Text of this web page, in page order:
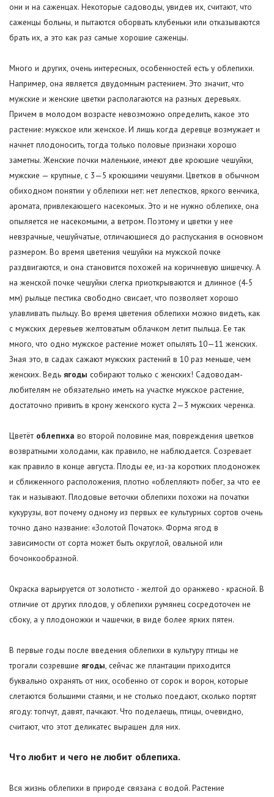
они и на саженцах. Некоторые садоводы, увидев их, считают, что
саженцы больны, и пытаются оборвать клубеньки или отказываются
брать их, а это как раз самые хорошие саженцы.
Много и других, очень интересных, особенностей есть у облепихи.
Например, она является двудомным растением. Это значит, что
мужские и женские цветки располагаются на разных деревьях.
Причем в молодом возрасте невозможно определить, какое это
растение: мужское или женское. И лишь когда деревце возмужает и
начнет плодоносить, тогда только половые признаки хорошо
заметны. Женские почки маленькие, имеют две кроющие чешуйки,
мужские — крупные, с 3—5 кроющими чешуями. Цветков в обычном
обиходном понятии у облепихи нет: нет лепестков, яркого венчика,
аромата, привлекающего насекомых. Это и не нужно облепихе, она
опыляется не насекомыми, а ветром. Поэтому и цветки у нее
невзрачные, чешуйчатые, отличающиеся до распускания в основном
размером. Во время цветения чешуйки на мужской почке
раздвигаются, и она становится похожей на коричневую шишечку. А
на женской почке чешуйки слегка приоткрываются и длинное (4-5
мм) рыльце пестика свободно свисает, что позволяет хорошо
улавливать пыльцу. Во время цветения облепихи можно видеть, как
с мужских деревьев желтоватым облачком летит пыльца. Ее так
много, что одно мужское растение может опылять 10—11 женских.
Зная это, в садах сажают мужских растений в 10 раз меньше, чем
женских. Ведь ягоды собирают только с женских! Садоводам-
любителям не обязательно иметь на участке мужское растение,
достаточно привить в крону женского куста 2—3 мужских черенка.
Цветёт облепиха во второй половине мая, повреждения цветков
возвратными холодами, как правило, не наблюдается. Созревает
как правило в конце августа. Плоды ее, из-за коротких плодоножек
и сближенного расположения, плотно «облепляют» побег, за что ее
так и называют. Плодовые веточки облепихи похожи на початки
кукурузы, вот почему одному из первых ее культурных сортов очень
точно дано название: «Золотой Початок». Форма ягод в
зависимости от сорта может быть округлой, овальной или
бочонкообразной.
Окраска варьируется от золотисто - желтой до оранжево - красной. В
отличие от других плодов, у облепихи румянец сосредоточен не
сбоку, а у плодоножки и чашечки, в виде более ярких пятен.
В первые годы после введения облепихи в культуру птицы не
трогали созревшие ягоды, сейчас же плантации приходится
буквально охранять от них, особенно от сорок и ворон, которые
слетаются большими стаями, и не столько поедают, сколько портят
ягоду: топчут, давят, пачкают. Что поделаешь, птицы, очевидно,
считают, что этот деликатес выращен для них.
Что любит и чего не любит облепиха.
Вся жизнь облепихи в природе связана с водой. Растение